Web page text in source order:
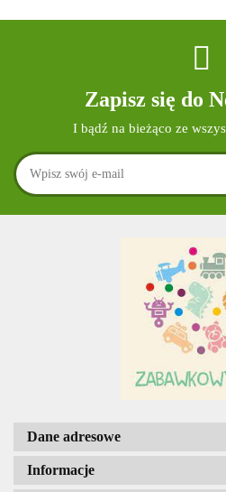
Zapisz się do
I bądź na bieżąco ze
Dane adresowe
Informacje